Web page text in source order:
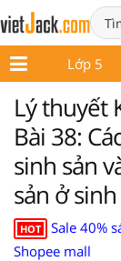
4 Lớp 5
Lý thuyết
Bài 38:
sinh sản
sản ở
HOT
Sale 40%
Shopee mall